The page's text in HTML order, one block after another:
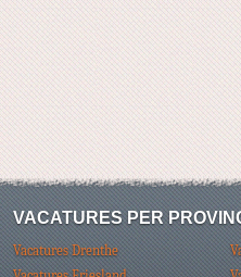
VACATURES PER
Vacatures Drenthe